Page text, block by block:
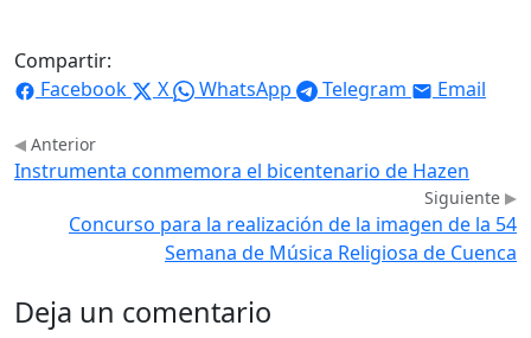
Compartir:
Facebook
X WhatsApp Telegram Email
Anterior
Instrumenta conmemora el bicentenario de Hazen
Siguiente
Concurso para la realización de la imagen de la 54
Semana de Música Religiosa de Cuenca
Deja un comentario